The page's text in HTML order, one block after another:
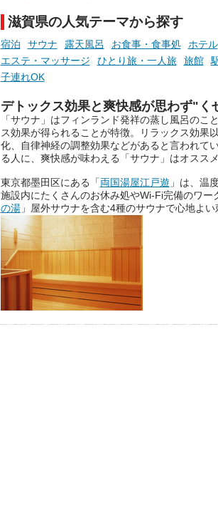
滋賀県の人気テーマから探す
宿泊 サウナ 露天風呂 お食事・食事処 ホテル
エステ・マッサージ
ひとり旅・一人旅 旅館
子連れOK
デトックス効果と爽快感が思わず"く
「サウナ」はフィンランド発祥の蒸し風呂の
ス効果が得られることが特徴。リラックス効果
化、自律神経の調整効果などがあると言われて
る人に、爽快感が味わえる「サウナ」はオススメ
東京都墨田区にある「両国湯屋江戸遊 」は、温
施設内にたくさんのお休み処やWi-Fi完備のワー
の湯」屋外サウナを含む4種のサウナで心地よい